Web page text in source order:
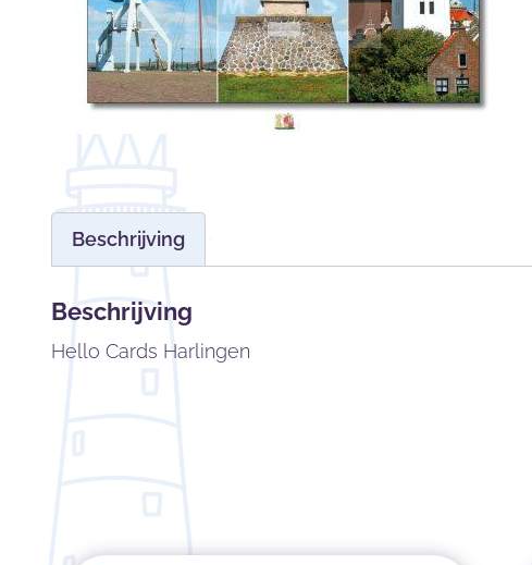
Beschrijving
Beschrijving
Hello Cards Harlingen